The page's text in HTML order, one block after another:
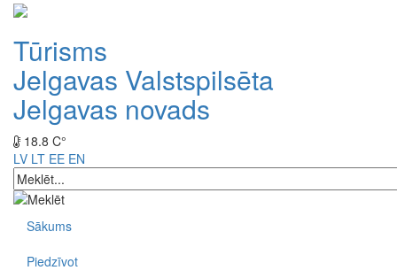
Tūrisms
Jelgavas Valstspilsēta
Jelgavas novads
18.8 C°
LV LT EE EN
Sākums
Piedzīvot